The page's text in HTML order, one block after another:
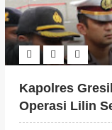
Kapolres
Operasi Lilin